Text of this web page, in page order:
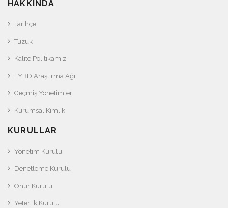
HAKKINDA
Tarihçe
Tüzük
Kalite Politikamız
TYBD Araştırma Ağı
Geçmiş Yönetimler
Kurumsal Kimlik
KURULLAR
Yönetim Kurulu
Denetleme Kurulu
Onur Kurulu
Yeterlik Kurulu